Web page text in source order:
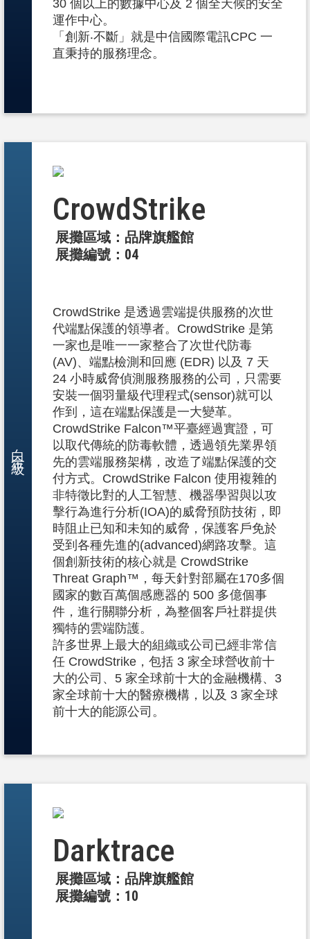
30 個以上的數據中心及 2 個全天候的安全
運作中心。
「創新‧不斷」就是中信國際電訊CPC 一
直秉持的服務理念。
白金級
CrowdStrike
展攤區域：品牌旗艦館
展攤編號：04
CrowdStrike 是透過雲端提供服務的次世
代端點保護的領導者。CrowdStrike 是第
一家也是唯一一家整合了次世代防毒
(AV)、端點檢測和回應 (EDR) 以及 7 天
24 小時威脅偵測服務服務的公司，只需要
安裝一個羽量級代理程式(sensor)就可以
作到，這在端點保護是一大變革。
CrowdStrike Falcon™平臺經過實證，可
以取代傳統的防毒軟體，透過領先業界領
先的雲端服務架構，改造了端點保護的交
付方式。CrowdStrike Falcon 使用複雜的
非特徵比對的人工智慧、機器學習與以攻
擊行為進行分析(IOA)的威脅預防技術，即
時阻止已知和未知的威脅，保護客戶免於
受到各種先進的(advanced)網路攻擊。這
個創新技術的核心就是 CrowdStrike
Threat Graph™，每天針對部屬在170多個
國家的數百萬個感應器的 500 多億個事
件，進行關聯分析，為整個客戶社群提供
獨特的雲端防護。
許多世界上最大的組織或公司已經非常信
任 CrowdStrike，包括 3 家全球營收前十
大的公司、5 家全球前十大的金融機構、3
家全球前十大的醫療機構，以及 3 家全球
前十大的能源公司。
Darktrace
展攤區域：品牌旗艦館
展攤編號：10